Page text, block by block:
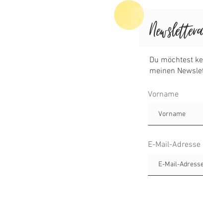
Vorname
E-Mail-Adresse